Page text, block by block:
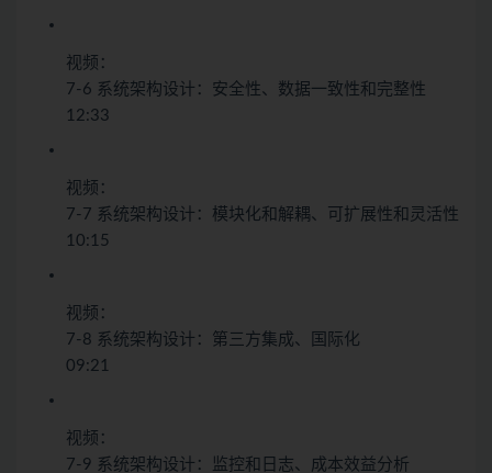
视频：
7-6 系统架构设计：安全性、数据一致性和完整性
12:33
视频：
7-7 系统架构设计：模块化和解耦、可扩展性和灵活性
10:15
视频：
7-8 系统架构设计：第三方集成、国际化
09:21
视频：
7-9 系统架构设计：监控和日志、成本效益分析